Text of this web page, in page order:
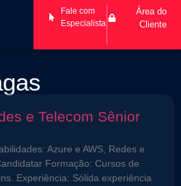
Fale com
Especialista
Área do
Cliente
e Telecom Sênior
Azure e AWS, Redes e
Formação: Cursos de
Experiência: Sólida experiência